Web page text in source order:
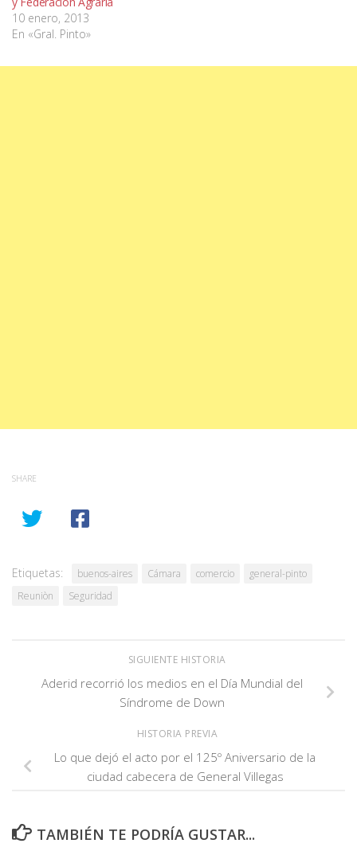
10 enero, 2013
En «Gral. Pinto»
SHARE
Etiquetas: buenos-aires Cámara comercio
general-pinto
Reuniòn
Seguridad
SIGUIENTE HISTORIA
Aderid recorrió los medios en el Día Mundial del
Síndrome de Down
HISTORIA PREVIA
Lo que dejó el acto por el 125º Aniversario de la
ciudad cabecera de General Villegas
TAMBIÉN TE PODRÍA GUSTAR...